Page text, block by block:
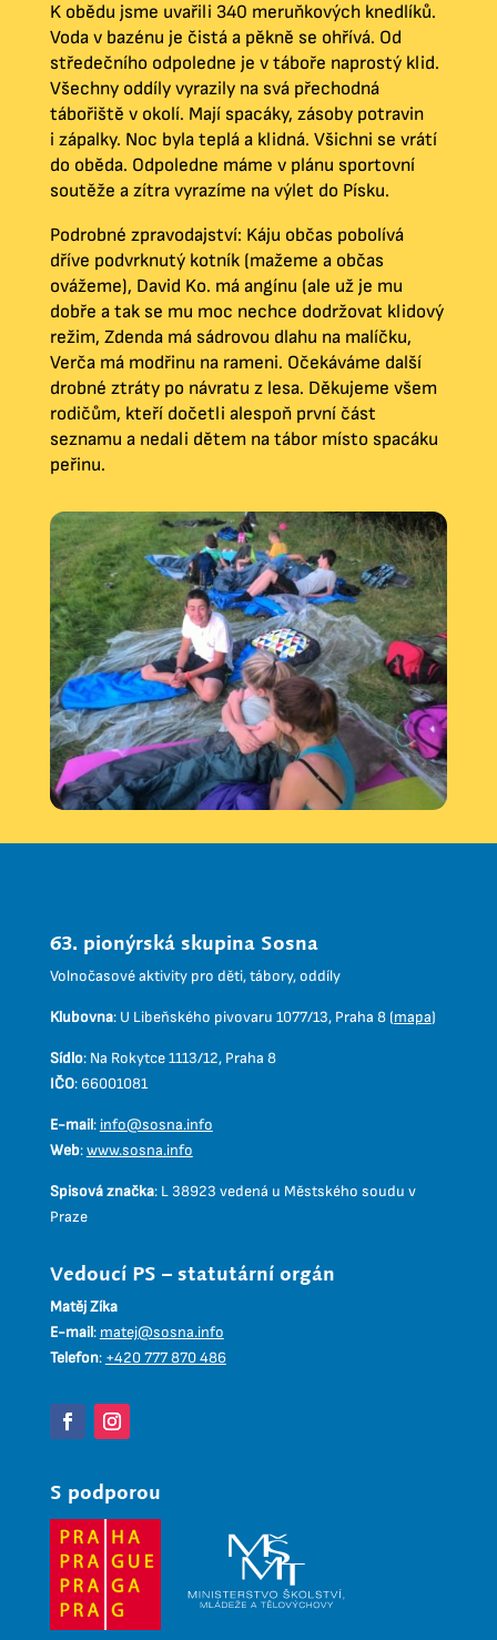
K obědu jsme uvařili 340 meruňkových knedlíků.
Voda v bazénu je čistá a pěkně se ohřívá. Od
středečního odpoledne je v táboře naprostý klid.
Všechny oddíly vyrazily na svá přechodná
tábořiště v okolí. Mají spacáky, zásoby potravin
i zápalky. Noc byla teplá a klidná. Všichni se vrátí
do oběda. Odpoledne máme v plánu sportovní
soutěže a zítra vyrazíme na výlet do Písku.
Podrobné zpravodajství: Káju občas pobolívá
dříve podvrknutý kotník (mažeme a občas
ovážeme), David Ko. má angínu (ale už je mu
dobře a tak se mu moc nechce dodržovat klidový
režim, Zdenda má sádrovou dlahu na malíčku,
Verča má modřinu na rameni. Očekáváme další
drobné ztráty po návratu z lesa. Děkujeme všem
rodičům, kteří dočetli alespoň první část
seznamu a nedali dětem na tábor místo spacáku
peřinu.
63. pionýrská skupina Sosna
Volnočasové aktivity pro děti, tábory, oddíly
Klubovna: U Libeňského pivovaru 1077/13, Praha 8 (mapa)
Sídlo: Na Rokytce 1113/12, Praha 8
IČO: 66001081
E-mail: info@sosna.info
Web:www.sosna.info
Spisová značka: L 38923 vedená u Městského soudu v
Praze
Vedoucí PS – statutární orgán
Matěj Zíka
E-mail: matej@sosna.info
Telefon: +420 777 870 486
S podporou